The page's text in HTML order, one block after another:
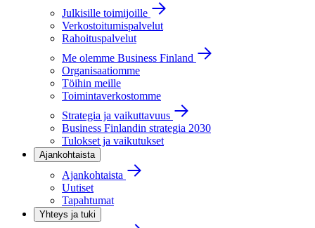
Julkisille toimijoille
Verkostoitumispalvelut
Rahoituspalvelut
Me olemme Business Finland
Organisaatiomme
Töihin meille
Toimintaverkostomme
Strategia ja vaikuttavuus
Business Finlandin strategia 2030
Tulokset ja vaikutukset
Ajankohtaista
Ajankohtaista
Uutiset
Tapahtumat
Yhteys ja tuki